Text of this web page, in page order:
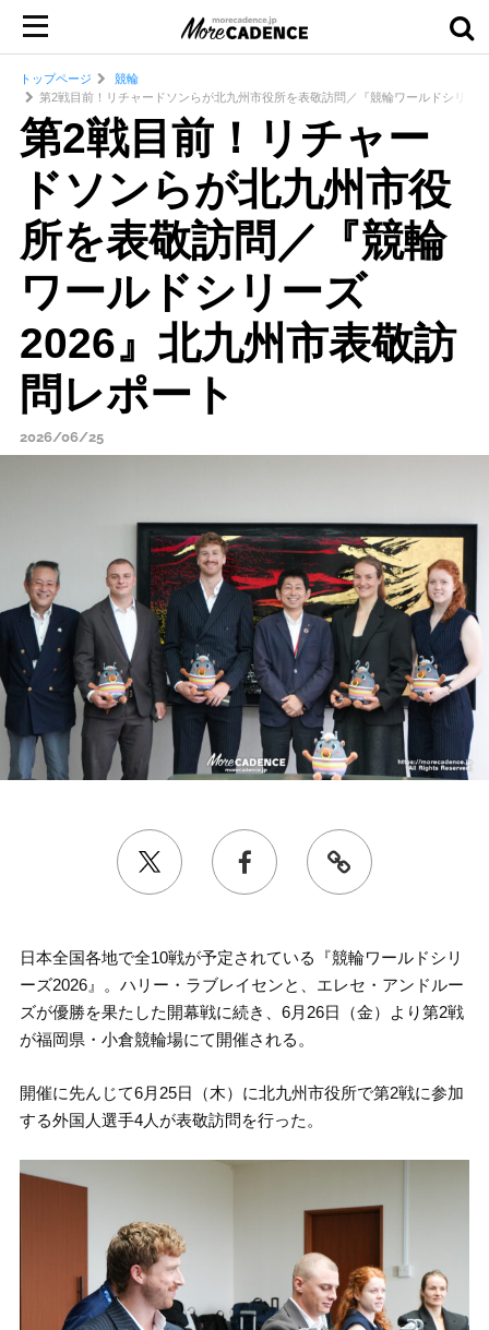
トップページ
競輪
第2戦目前！リチャードソンらが北九州市役所を表敬訪問／『競輪ワールドシリー
第2戦目前！リチャー
ドソンらが北九州市役
所を表敬訪問／『競輪
ワールドシリーズ
2026』北九州市表敬訪
問レポート
2026/06/25
日本全国各地で全10戦が予定されている『競輪ワールドシリ
ーズ2026』。ハリー・ラブレイセンと、エレセ・アンドルー
ズが優勝を果たした開幕戦に続き、6月26日（金）より第2戦
が福岡県・小倉競輪場にて開催される。
開催に先んじて6月25日（木）に北九州市役所で第2戦に参加
する外国人選手4人が表敬訪問を行った。